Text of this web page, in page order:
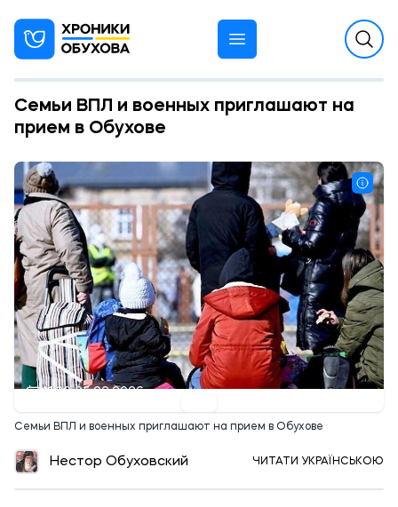
Семьи ВПЛ и военных приглашают на
прием в Обухове
11:30 25.02.2026
Семьи ВПЛ и военных приглашают на прием в Обухове
Нестор Обуховский ЧИТАТИ УКРАЇНСЬКОЮ